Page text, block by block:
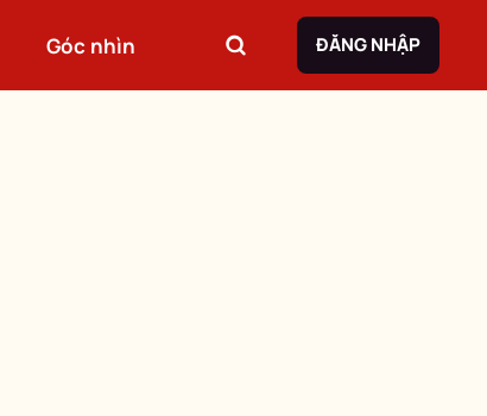
Góc nhìn ĐĂNG NHẬP